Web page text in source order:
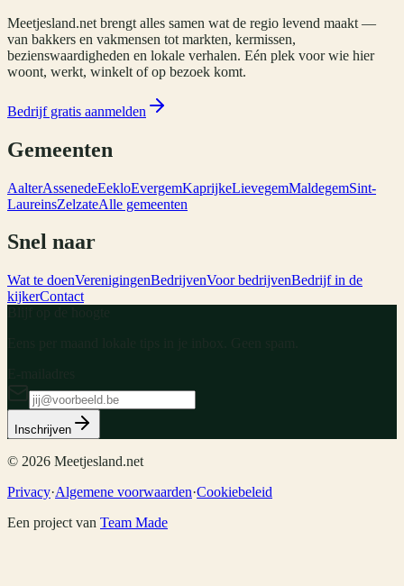
Meetjesland.net brengt alles samen wat de regio levend maakt —
van bakkers en vakmensen tot markten, kermissen,
bezienswaardigheden en lokale verhalen. Eén plek voor wie hier
woont, werkt, winkelt of op bezoek komt.
Bedrijf gratis aanmelden
Gemeenten
AalterAssenedeEekloEvergemKaprijkeLievegemMaldegemSint-
LaureinsZelzateAlle gemeenten
Snel naar
Wat te doenVerenigingenBedrijvenVoor bedrijvenBedrijf in de
kijkerContact
Inschrijven
© 2026 Meetjesland.net
Privacy·Algemene voorwaarden·Cookiebeleid
Een project van Team Made